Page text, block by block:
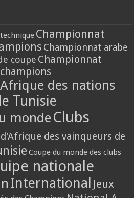
Championnat
Championnat arabe
coupe Championnat
des nations
Tunisie
monde Clubs
des vainqueurs de
Coupe du monde des clubs
nationale
International Jeux